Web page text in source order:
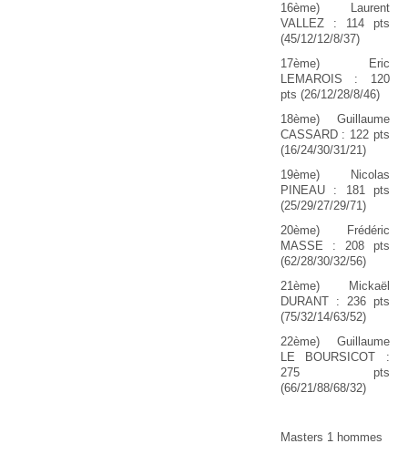
16ème) Laurent
VALLEZ : 114 pts
(45/12/12/8/37)
17ème) Eric
LEMAROIS : 120
pts (26/12/28/8/46)
18ème) Guillaume
CASSARD : 122 pts
(16/24/30/31/21)
19ème) Nicolas
PINEAU : 181 pts
(25/29/27/29/71)
20ème) Frédéric
MASSE : 208 pts
(62/28/30/32/56)
21ème) Mickaël
DURANT : 236 pts
(75/32/14/63/52)
22ème) Guillaume
LE BOURSICOT :
275 pts
(66/21/88/68/32)
Masters 1 hommes